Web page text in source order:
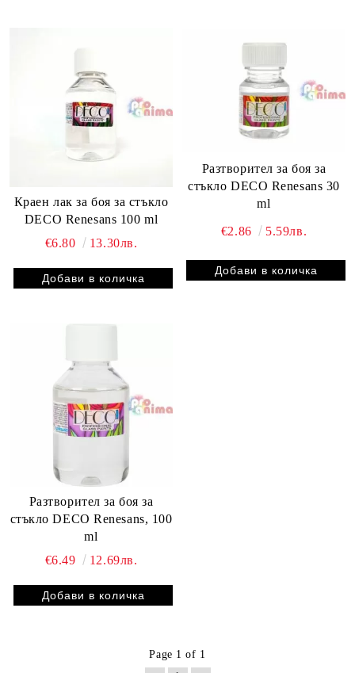
Краен лак за боя за стъкло
DECO Renesans 100 ml
€6.80
13.30лв.
Разтворител за боя за
стъкло DECO Renesans 30
ml
€2.86 5.59лв.
Разтворител за боя за
стъкло DECO Renesans, 100
ml
€6.49
12.69лв.
Page 1 of 1